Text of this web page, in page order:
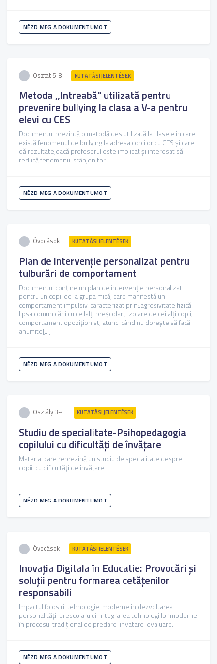
NÉZD MEG A DOKUMENTUMOT
Osztat 5-8 KUTATÁSI JELENTÉSEK
Metoda ,,Intreabă" utilizată pentru
prevenire bullying la clasa a V-a pentru
elevi cu CES
Documentul prezintă o metodă des utilizată la clasele în care
există fenomenul de bullying la adresa copiilor cu CES și care
dă rezultate,dacă profesorul este implicat și interesat să
reducă fenomenul stânjenitor.
NÉZD MEG A DOKUMENTUMOT
Óvodások KUTATÁSI JELENTÉSEK
Plan de intervenție personalizat pentru
tulburări de comportament
Documentul conține un plan de intervenție personalizat
pentru un copil de la grupa mică, care manifestă un
comportament impulsiv, caracterizat prin:,agresivitate fizică,
lipsa comunicării cu ceilalți preșcolari, izolare de ceilalți copii,
comportament opoziționist, atunci când nu dorește să facă
anumite[...]
NÉZD MEG A DOKUMENTUMOT
Osztály 3-4 KUTATÁSI JELENTÉSEK
Studiu de specialitate-Psihopedagogia
copilului cu dificultăți de învățare
Material care reprezină un studiu de specialitate despre
copiii cu dificultăți de învățare
NÉZD MEG A DOKUMENTUMOT
Óvodások KUTATÁSI JELENTÉSEK
Inovația Digitala în Educatie: Provocări și
soluții pentru formarea cetățenilor
responsabili
Impactul folosirii tehnologiei moderne în dezvoltarea
personalității prescolarului. Integrarea tehnologiilor moderne
în procesul tradițional de predare-invatare-evaluare.
NÉZD MEG A DOKUMENTUMOT